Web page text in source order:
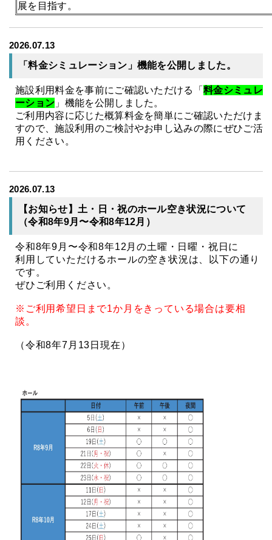
展を目指す。
2026.07.13
「料金シミュレーション」機能を公開しました。
施設利用料金を事前にご確認いただける 「料金シミュレ
ーション 」機能を公開しました。
ご利用内容に応じた概算料金を簡単にご確認いただけま
すので、施設利用のご検討やお申し込みの際にぜひご活
用ください。
2026.07.13
【お知らせ】土・日・祝のホール空き状況について
（令和8年9月〜令和8年12月）
令和8年9月〜令和8年12月の土曜・日曜・祝日に
利用していただけるホールの空き状況は、以下の通り
です。
ぜひご利用ください。
※ご利用希望日まで1か月をきっている場合は要相
談。
（令和8年7月13日現在）